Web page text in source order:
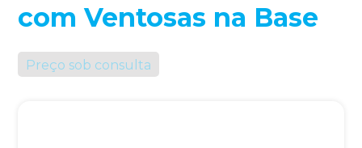
com Ventosas na Base
Preço sob consulta